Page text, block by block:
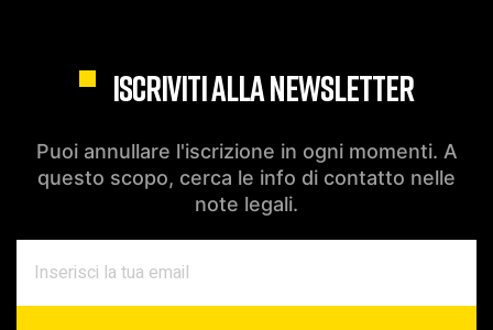
ISCRIVITI ALLA NEWSLETTER
Puoi annullare l'iscrizione in ogni momenti. A
questo scopo, cerca le info di contatto nelle
note legali.